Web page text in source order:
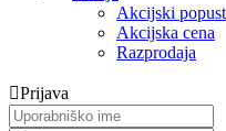
Akcijski popust
Akcijska cena
Razprodaja
Prijava